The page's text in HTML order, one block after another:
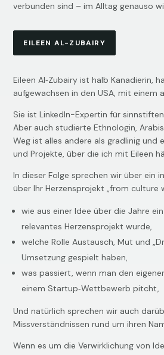
verbunden sind – im Alltag genauso
EILEEN AL-ZUBAIRY
Eileen Al‑Zubairy ist halb Kanadierin,
aufgewachsen in den USA, mit einem
Sie ist LinkedIn-Expertin für
Aber auch studierte Ethnologin,
Weg ist alles andere als gradlinig und
und Projekte, über die ich mit Eileen
In dieser Folge sprechen wir über ein
über Ihr Herzensprojekt „from culture
wie aus einer Idee über die Jahre
relevantes Herzensprojekt wurde,
welche Rolle Austausch, Mut und
Umsetzung gespielt haben,
was passiert, wenn man den
einem Startup‑Wettbewerb pitcht,
Und natürlich sprechen wir auch
Missverständnissen rund um ihren
Wenn es um die Verwirklichung von